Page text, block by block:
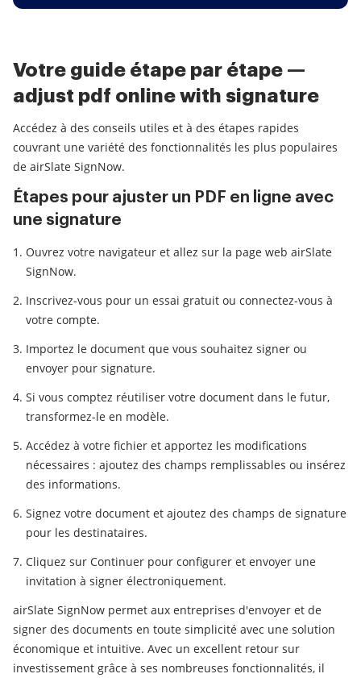
Votre guide étape par étape —
adjust pdf online with signature
Accédez à des conseils utiles et à des étapes rapides
couvrant une variété des fonctionnalités les plus populaires
de airSlate SignNow.
Étapes pour ajuster un PDF en ligne avec
une signature
Ouvrez votre navigateur et allez sur la page web airSlate
SignNow.
Inscrivez-vous pour un essai gratuit ou connectez-vous à
votre compte.
Importez le document que vous souhaitez signer ou
envoyer pour signature.
Si vous comptez réutiliser votre document dans le futur,
transformez-le en modèle.
Accédez à votre fichier et apportez les modifications
nécessaires : ajoutez des champs remplissables ou insérez
des informations.
Signez votre document et ajoutez des champs de signature
pour les destinataires.
Cliquez sur Continuer pour configurer et envoyer une
invitation à signer électroniquement.
airSlate SignNow permet aux entreprises d'envoyer et de
signer des documents en toute simplicité avec une solution
économique et intuitive. Avec un excellent retour sur
investissement grâce à ses nombreuses fonctionnalités, il